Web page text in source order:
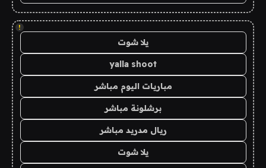
!
يلا شوت
yalla shoot
مباريات اليوم مباشر
برشلونة مباشر
ريال مدريد مباشر
يلا شوت